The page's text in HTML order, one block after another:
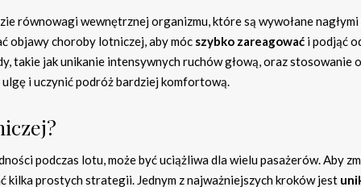
równowagi wewnętrznej organizmu, które są wywołane
objawy choroby lotniczej, aby móc szybko zareagować i podjąć
takie jak unikanie intensywnych ruchów głową, oraz stosowanie
i uczynić podróż bardziej komfortową.
podczas lotu, może być uciążliwa dla wielu pasażerów. Aby
prostych strategii. Jednym z najważniejszych kroków jest